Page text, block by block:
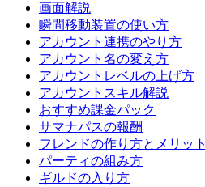
画面解説
瞬間移動装置の使い方
アカウント連携のやり方
アカウント名の変え方
アカウントレベルの上げ方
アカウントスキル解説
おすすめ課金パック
サマナパスの報酬
フレンドの作り方とメリット
パーティの組み方
ギルドの入り方